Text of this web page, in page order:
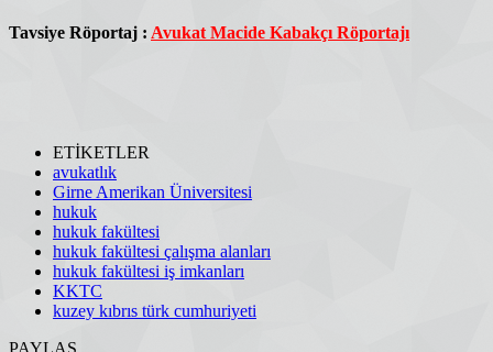
Tavsiye Röportaj : Avukat Macide Kabakçı Röportajı
ETİKETLER
avukatlık
Girne Amerikan Üniversitesi
hukuk
hukuk fakültesi
hukuk fakültesi çalışma alanları
hukuk fakültesi iş imkanları
KKTC
kuzey kıbrıs türk cumhuriyeti